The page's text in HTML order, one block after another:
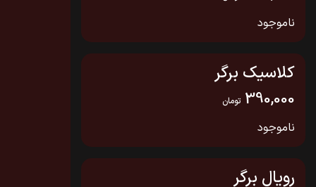
ناموجود
کلاسیک برگر
390,000 تومان
ناموجود
رویال برگر